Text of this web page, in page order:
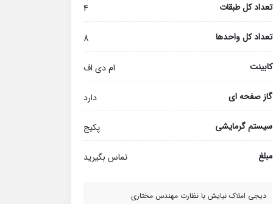
تعداد کل طبقات 4
تعداد کل واحدها 8
کابینت ام دی اف
گاز صفحه ای دارد
سیستم گرمایشی پکیج
مبلغ تماس بگیرید
دیجی املاک نیایش با نظارت مهندس مختاری